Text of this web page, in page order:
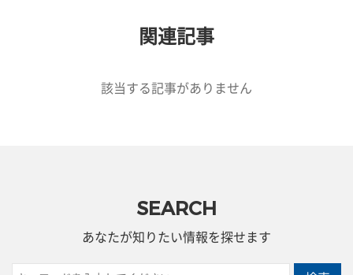
関連記事
該当する記事がありません
SEARCH
あなたが知りたい情報を探せます